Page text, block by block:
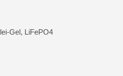
Gel, LiFePO4